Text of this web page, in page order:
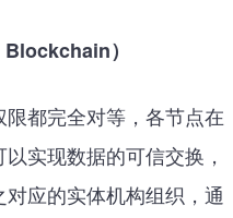
）
都完全对等，各节点在
实现数据的可信交换，
应的实体机构组织，通